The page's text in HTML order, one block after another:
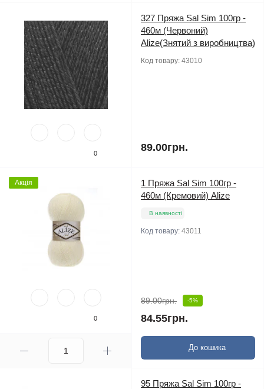
0
327 Пряжа Sal Sim 100гр -
460м (Червоний)
Alize(Знятий з виробництва)
Код товару: 43010
89.00грн.
Акція
0
1 Пряжа Sal Sim 100гр -
460м (Кремовий) Alize
В наявності
Код товару: 43011
89.00грн. -5%
84.55грн.
До кошика
95 Пряжа Sal Sim 100гр -